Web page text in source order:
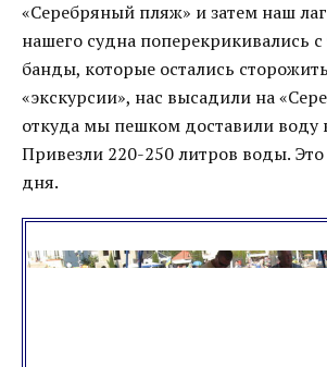
«Серебряный пляж» и затем наш
нашего судна поперекрикивались
банды, которые остались
«экскурсии», нас высадили на
откуда мы пешком доставили воду
Привезли 220-250 литров воды. Это
дня.